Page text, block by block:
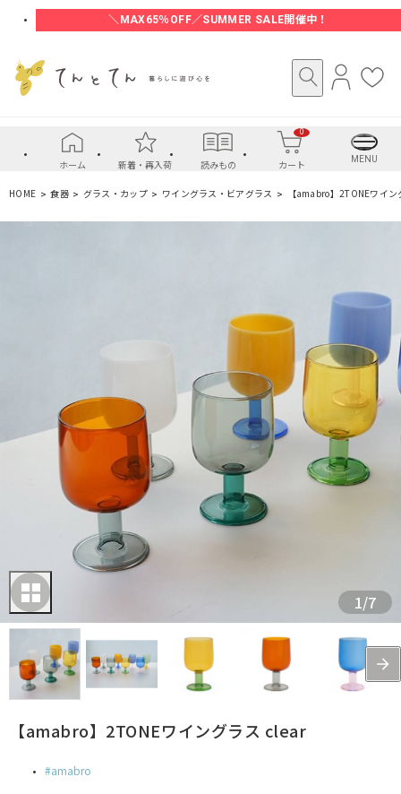
＼MAX65％OFF／SUMMER SALE開催中！
に
入
り
ホーム 新着・再入荷 読みもの カート
0
MENU
HOME 食器 グラス・カップ ワイングラス・ビアグラス 【amabro】2TONEワイ
1/7
【amabro】2TONEワイングラス clear
amabro